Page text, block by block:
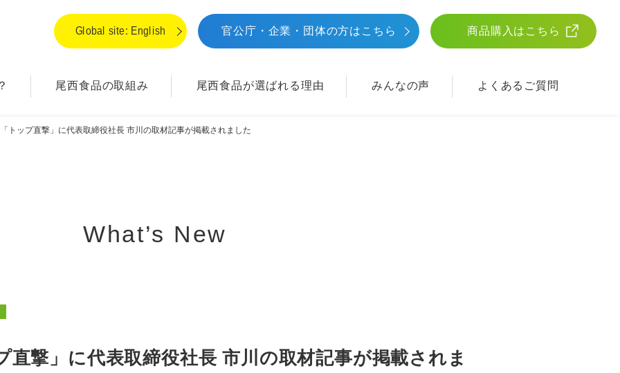
Global site: English 官公庁・企業・団体の方はこちら 商品購入はこちら
尾西食品の取組み 尾西食品が選ばれる理由 みんなの声 よくあるご質問
トップ直撃」に代表取締役社長 市川の取材記事が掲載されました
What’s New
直撃」に代表取締役社長 市川の取材記事が掲載されま